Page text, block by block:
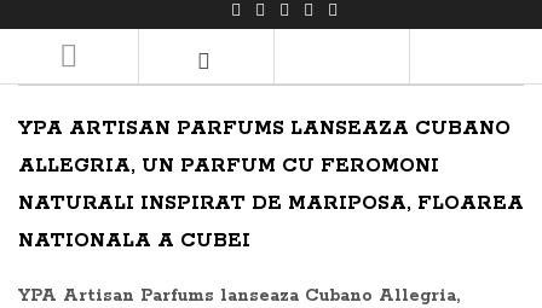
YPA ARTISAN PARFUMS LANSEAZA CUBANO
ALLEGRIA, UN PARFUM CU FEROMONI
NATURALI INSPIRAT DE MARIPOSA, FLOAREA
NATIONALA A CUBEI
YPA Artisan Parfums lanseaza Cubano Allegria,